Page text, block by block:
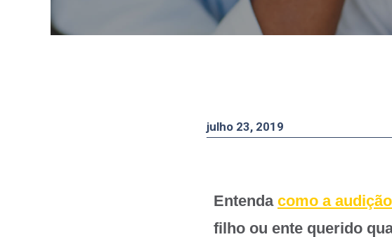
julho 23, 2019
Entenda como a
filho ou ente querido